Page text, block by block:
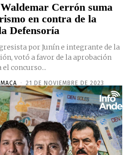
Cerrón suma
en contra de la
Defensoría
por Junín e integrante de la
votó a favor de la aprobación
concurso...
- 21 DE NOVIEMBRE DE 2023